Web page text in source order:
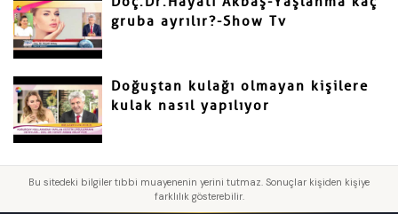
gruba ayrılır?-Show Tv
Doğuştan kulağı olmayan kişilere
kulak nasıl yapılıyor
Bu sitedeki bilgiler tıbbi muayenenin yerini tutmaz. Sonuçlar kişiden kişiye
farklılık gösterebilir.